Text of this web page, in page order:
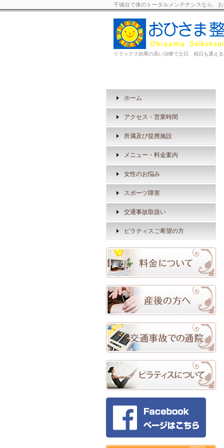
千城台で体のトータルメンテナンスなら、
リラックス効果の高い治療で土日、祝日も通え
ホーム
アクセス・営業時間
所属及び提携施設
メニュー・料金案内
女性のお悩み
スポーツ障害
交通事故取扱い
ピラティスご希望の方